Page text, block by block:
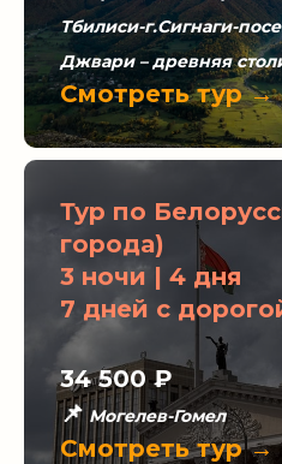
Тбилиси-г.Сигнаги-
Джвари – древняя
Смотреть тур →
Тур по
города)
3 ночи | 4 дня
7 дней с
34 500 ₽
📌 Могелев-Гомел
Смотреть тур →